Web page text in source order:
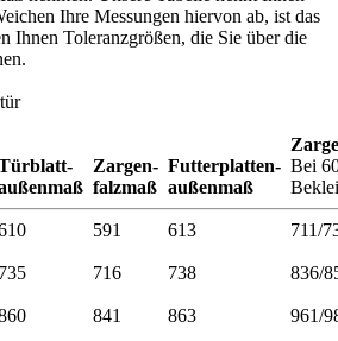
Ihre Messungen hiervon ab, ist das
Ihnen Toleranzgrößen, die Sie über die
Zargen-
falzmaß
Futterplatten-
außenmaß
Bei
591 613 711/
735 716 738 836/
841 863 961/